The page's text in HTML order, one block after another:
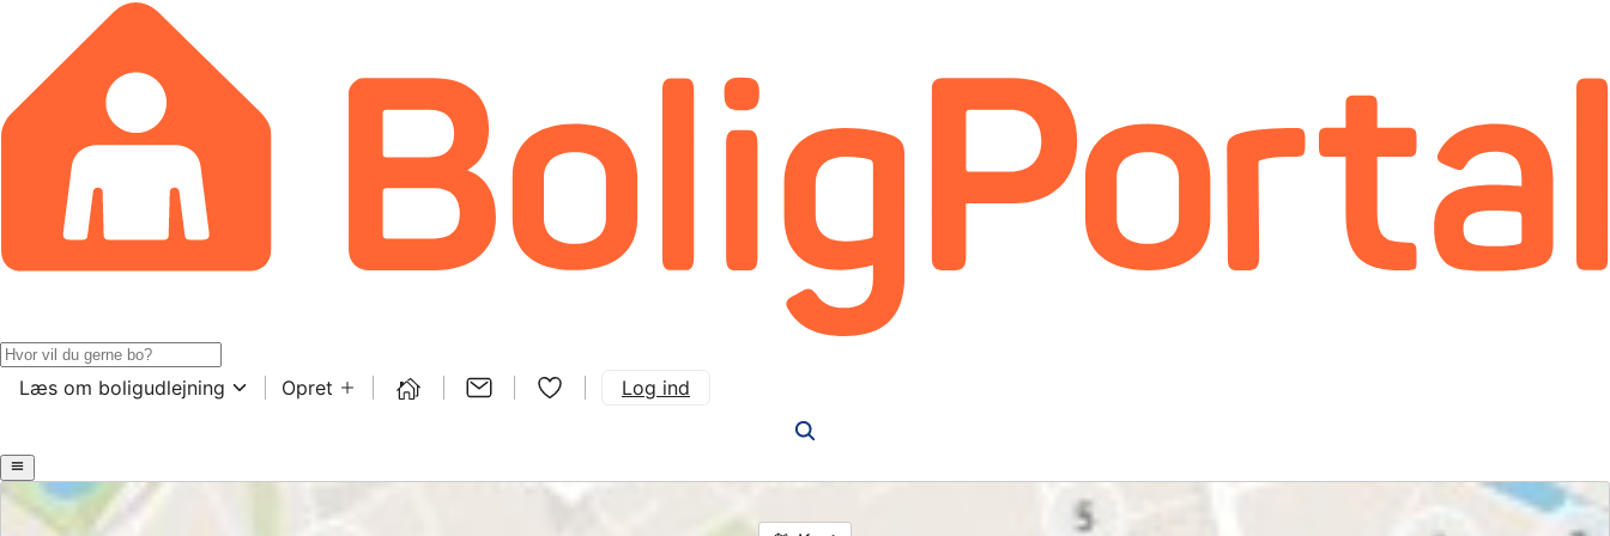
Læs om boligudlejning Opret Log ind